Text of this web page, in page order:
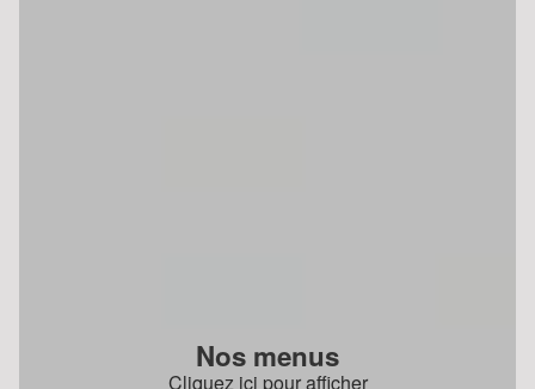
Nos menus
Cliquez ici pour afficher